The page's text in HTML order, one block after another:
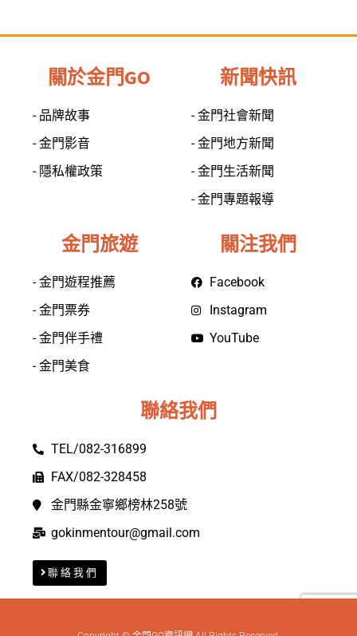
關於金門GO
- 品牌故事
- 金門影音
- 隱私權政策
新聞快訊
- 金門社會新聞
- 金門地方新聞
- 金門生活新聞
- 金門專題報導
金門旅遊
- 金門遊程推薦
- 金門票券
- 金門伴手禮
- 金門美食
關注我們
Facebook
Instagram
YouTube
聯絡我們
TEL/082-316899
FAX/082-328458
金門縣金寧鄉榜林258號
gokinmentour@gmail.com
聯絡我們